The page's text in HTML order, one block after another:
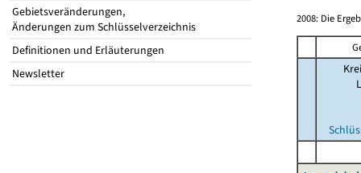
Gebietsveränderungen,
Änderungen zum Schlüsselverzeichnis
Definitionen und Erläuterungen
Newsletter
2008: Die